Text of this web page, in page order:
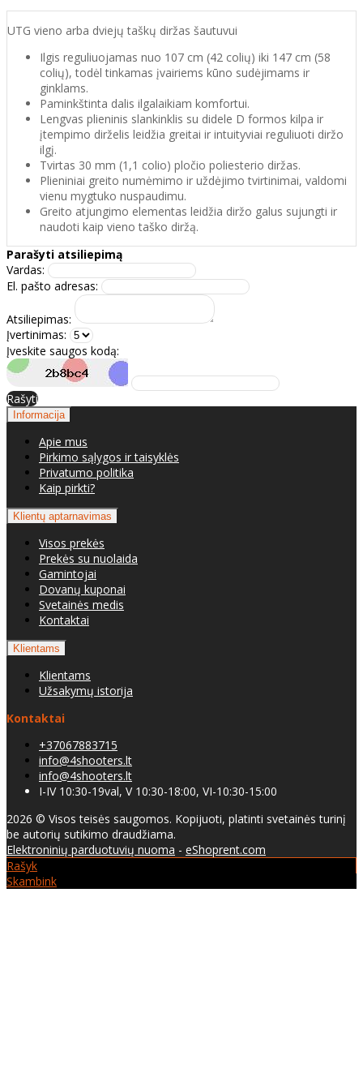
UTG vieno arba dviejų taškų diržas šautuvui
Ilgis reguliuojamas nuo 107 cm (42 colių) iki 147 cm (58
colių), todėl tinkamas įvairiems kūno sudėjimams ir
ginklams.
Paminkštinta dalis ilgalaikiam komfortui.
Lengvas plieninis slankinklis su didele D formos kilpa ir
įtempimo dirželis leidžia greitai ir intuityviai reguliuoti diržo
ilgį.
Tvirtas 30 mm (1,1 colio) pločio poliesterio diržas.
Plieniniai greito numėmimo ir uždėjimo tvirtinimai, valdomi
vienu mygtuko nuspaudimu.
Greito atjungimo elementas leidžia diržo galus sujungti ir
naudoti kaip vieno taško diržą.
Parašyti atsiliepimą
Vardas:
El. pašto adresas:
Atsiliepimas:
Įvertinimas:
Įveskite saugos kodą:
Rašyti
Informacija
Apie mus
Pirkimo sąlygos ir taisyklės
Privatumo politika
Kaip pirkti?
Klientų aptarnavimas
Visos prekės
Prekės su nuolaida
Gamintojai
Dovanų kuponai
Svetainės medis
Kontaktai
Klientams
Klientams
Užsakymų istorija
Kontaktai
+37067883715
info@4shooters.lt
info@4shooters.lt
I-IV 10:30-19val, V 10:30-18:00, VI-10:30-15:00
2026 © Visos teisės saugomos. Kopijuoti, platinti svetainės turinį
be autorių sutikimo draudžiama.
Elektroninių parduotuvių nuoma - eShoprent.com
Rašyk
Skambink